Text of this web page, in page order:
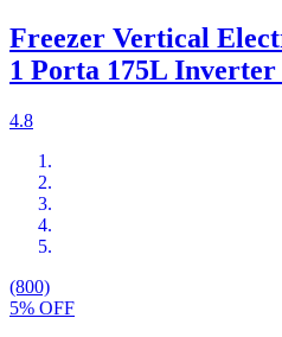
Freezer Vertical
1 Porta 175L
4.8
(800)
5% OFF